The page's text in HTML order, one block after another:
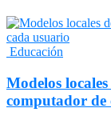
Educación
Modelos
computador de